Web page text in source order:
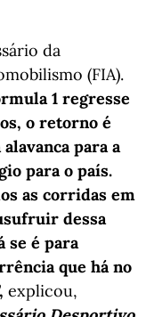
da
(FIA).
1 regresse
o retorno é
para a
para o país.
as corridas em
dessa
se é para
que há no
explicou,